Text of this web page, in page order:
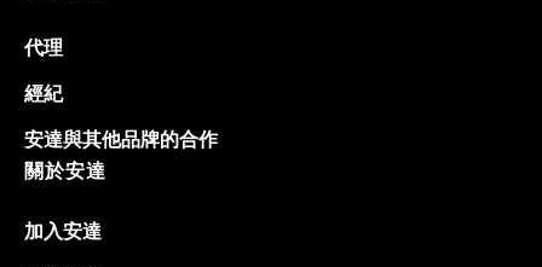
代理
經紀
安達與其他品牌的合作
關於安達
加入安達